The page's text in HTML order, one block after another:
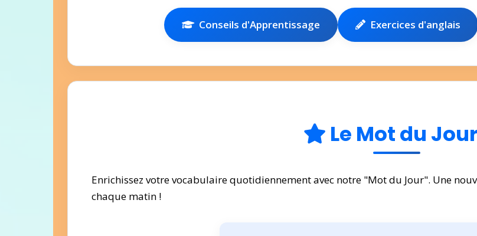
Conseils d'Apprentissage Exercices d'anglais
Le Mot du
Enrichissez votre vocabulaire quotidiennement avec notre "Mot du Jour". Une
chaque matin !